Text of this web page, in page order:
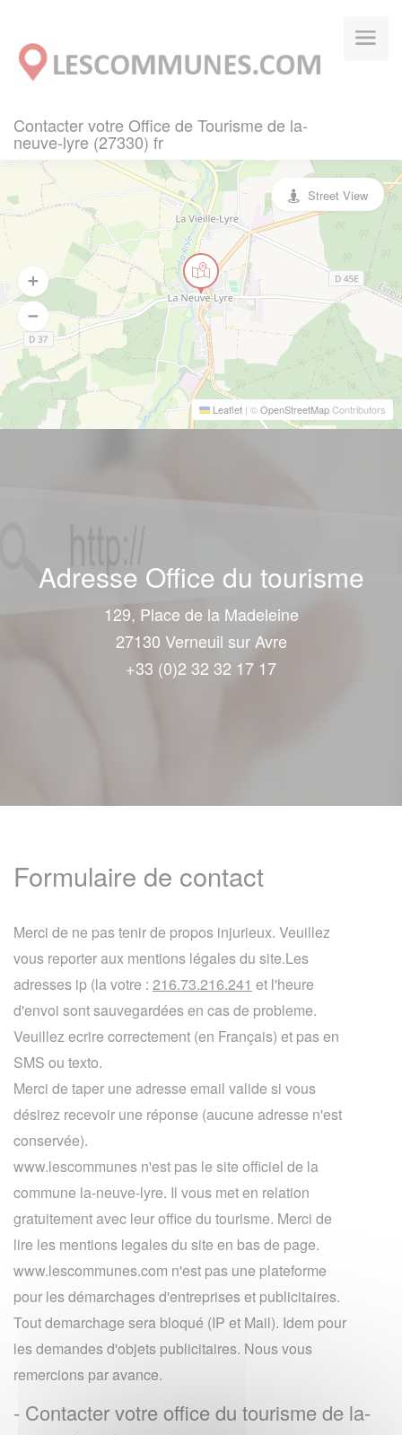
Contacter votre Office de Tourisme de la-
neuve-lyre (27330) fr
Leaflet | ©OpenStreetMapContributors
Street View
Adresse Office du tourisme
129, Place de la Madeleine
27130 Verneuil sur Avre
+33 (0)2 32 32 17 17
Formulaire de contact
Merci de ne pas tenir de propos injurieux. Veuillez
vous reporter aux mentions légales du site.Les
adresses ip (la votre : 216.73.216.241 et l'heure
d'envoi sont sauvegardées en cas de probleme.
Veuillez ecrire correctement (en Français) et pas en
SMS ou texto.
Merci de taper une adresse email valide si vous
désirez recevoir une réponse (aucune adresse n'est
conservée).
www.lescommunes n'est pas le site officiel de la
commune la-neuve-lyre. Il vous met en relation
gratuitement avec leur office du tourisme. Merci de
lire les mentions legales du site en bas de page.
www.lescommunes.com n'est pas une plateforme
pour les démarchages d'entreprises et publicitaires.
Tout demarchage sera bloqué (IP et Mail). Idem pour
les demandes d'objets publicitaires. Nous vous
remercions par avance.
- Contacter votre office du tourisme de la-